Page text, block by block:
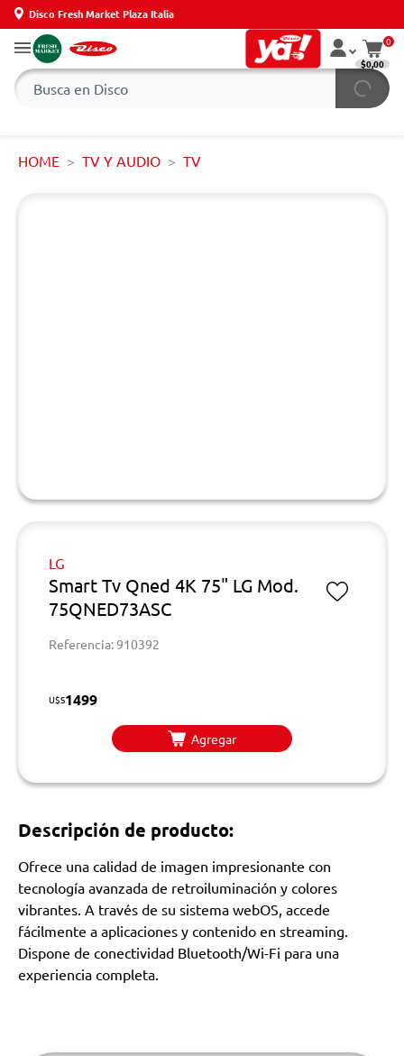
Disco Fresh Market Plaza Italia
0
$0,00
HOME TV Y AUDIO TV
LG
Smart Tv Qned 4K 75" LG Mod.
75QNED73ASC
Referencia: 910392
U$S1499
Agregar
Descripción de producto:
Ofrece una calidad de imagen impresionante con
tecnología avanzada de retroiluminación y colores
vibrantes. A través de su sistema webOS, accede
fácilmente a aplicaciones y contenido en streaming.
Dispone de conectividad Bluetooth/Wi-Fi para una
experiencia completa.